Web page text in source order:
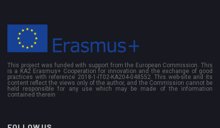
This project was funded with support from the European Commission. This
is a KA2 Erasmus+ Cooperation for innovation and the exchange of good
practices with reference 2018-1-IT02-KA204-048552. This web-site and its
content reflect the views only of the author, and the Commission cannot be
held responsible for any use which may be made of the information
contained therein